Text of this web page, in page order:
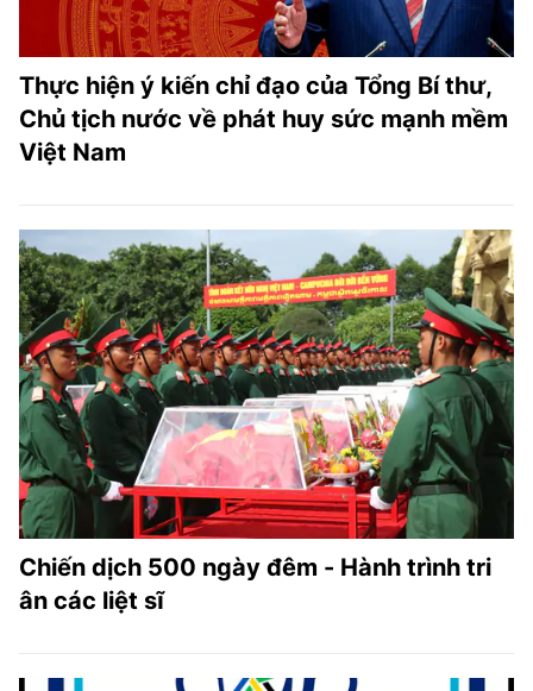
Thực hiện ý kiến chỉ đạo của Tổng Bí thư,
Chủ tịch nước về phát huy sức mạnh mềm
Việt Nam
Chiến dịch 500 ngày đêm - Hành trình tri
ân các liệt sĩ